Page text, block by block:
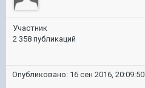
Участник
2 358 публикаций
Опубликовано: 16 сен 2016, 20:09:50